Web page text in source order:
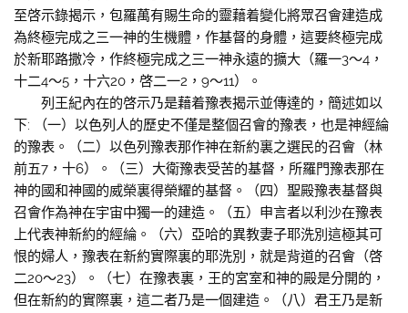
至啓示錄揭示，包羅萬有賜生命的靈藉着變化將眾召會建造成
為終極完成之三一神的生機體，作基督的身體，這要終極完成
於新耶路撒冷，作終極完成之三一神永遠的擴大（羅一3～4，
十二4～5，十六20，啓二一2，9～11）。
列王紀內在的啓示乃是藉着豫表揭示並傳達的，簡述如以
下: （一）以色列人的歷史不僅是整個召會的豫表，也是神經綸
的豫表。（二）以色列豫表那作神在新約裏之選民的召會（林
前五7，十6）。（三）大衛豫表受苦的基督，所羅門豫表那在
神的國和神國的威榮裏得榮耀的基督。（四）聖殿豫表基督與
召會作為神在宇宙中獨一的建造。（五）申言者以利沙在豫表
上代表神新約的經綸。（六）亞哈的異教妻子耶洗別這極其可
恨的婦人，豫表在新約實際裏的耶洗別，就是背道的召會（啓
二20～23）。（七）在豫表裏，王的宮室和神的殿是分開的，
但在新約的實際裏，這二者乃是一個建造。（八）君王乃是新